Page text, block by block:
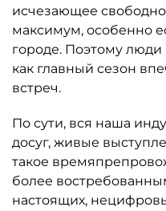
исчезающее
максимум, особенно
городе. Поэтому люди
как главный сезон
встреч.
По сути, вся наша
досуг, живые
такое
более
настоящих,